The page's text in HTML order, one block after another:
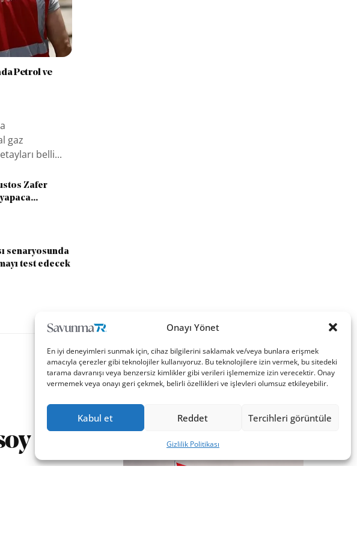
Onayı Yönet
En iyi deneyimleri sunmak için, cihaz bilgilerini saklamak ve/veya bunlara erişmek
amacıyla çerezler gibi teknolojiler kullanıyoruz. Bu teknolojilere izin vermek, bu sitedeki
tarama davranışı veya benzersiz kimlikler gibi verileri işlememize izin verecektir. Onay
vermemek veya onayı geri çekmek, belirli özellikleri ve işlevleri olumsuz etkileyebilir.
Kabul et Reddet Tercihleri görüntüle
Gizlilik Politikası
Petrol ve
gaz
belli...
Zafer
senaryosunda
test edecek